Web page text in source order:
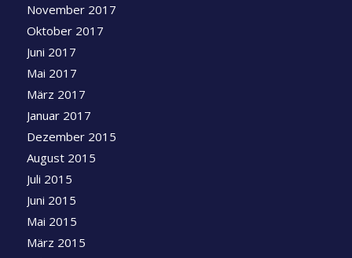
November 2017
Oktober 2017
Juni 2017
Mai 2017
März 2017
Januar 2017
Dezember 2015
August 2015
Juli 2015
Juni 2015
Mai 2015
März 2015